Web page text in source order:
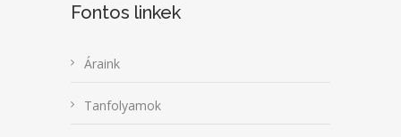
Fontos linkek
Áraink
Tanfolyamok